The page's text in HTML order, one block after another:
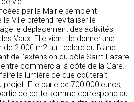
par la Mairie semblent
la Ville prétend revitaliser le
le déplacement des activités
Vaux. Elle vient de donner une
de 2.000 m2 au Leclerc du Blanc
de l’extension du pôle Saint-Lazare
commercial à côté de la Gare.
la lumière ce que coûterait
projet. Elle parle de 700.000 euros,
de cette somme correspond au